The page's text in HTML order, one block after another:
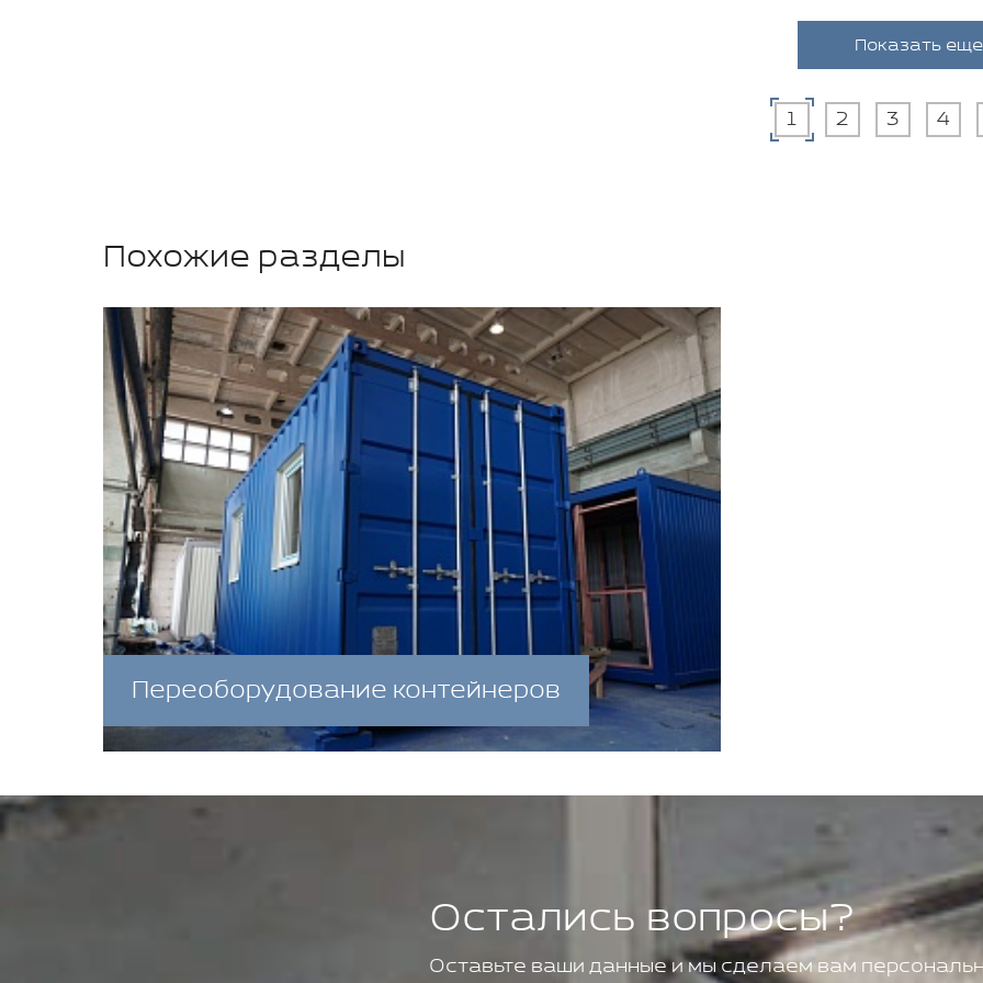
Показать еще
1 2 3 4
Похожие разделы
Переоборудование контейнеров
Остались вопросы?
Оставьте ваши данные и мы сделаем вам